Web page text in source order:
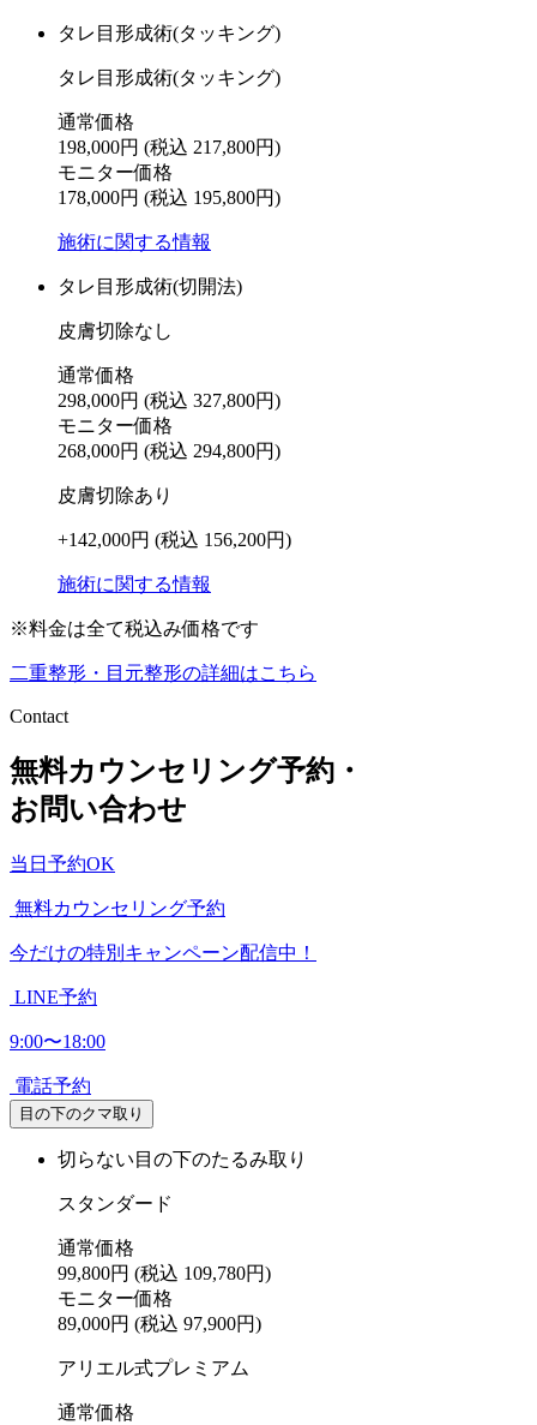
タレ目形成術(タッキング)
タレ目形成術(タッキング)
通常価格
198,000円 (税込 217,800円)
モニター価格
178,000円 (税込 195,800円)
施術に関する情報
タレ目形成術(切開法)
皮膚切除なし
通常価格
298,000円 (税込 327,800円)
モニター価格
268,000円 (税込 294,800円)
皮膚切除あり
+142,000円 (税込 156,200円)
施術に関する情報
※料金は全て税込み価格です
二重整形・目元整形の詳細はこちら
Contact
無料カウンセリング予約・
お問い合わせ
当日予約OK
無料カウンセリング予約
今だけの特別キャンペーン配信中！
LINE予約
9:00〜18:00
電話予約
目の下のクマ取り
切らない目の下のたるみ取り
スタンダード
通常価格
99,800円 (税込 109,780円)
モニター価格
89,000円 (税込 97,900円)
アリエル式プレミアム
通常価格